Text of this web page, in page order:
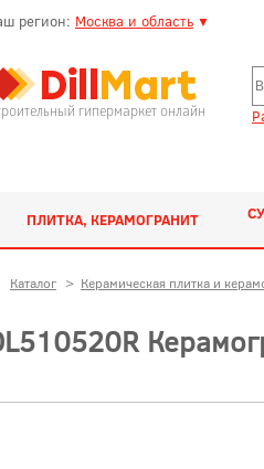
регион: Москва и область ▼
гипермаркет онлайн
ПЛИТКА, КЕРАМОГРАНИТ
Каталог > Керамическая плитка и